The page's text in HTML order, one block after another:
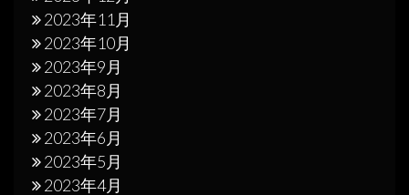
2023年11月
2023年10月
2023年9月
2023年8月
2023年7月
2023年6月
2023年5月
2023年4月